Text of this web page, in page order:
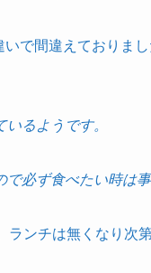
で間違えておりま
るようです。
必ず食べたい時は
ンチは無くなり次